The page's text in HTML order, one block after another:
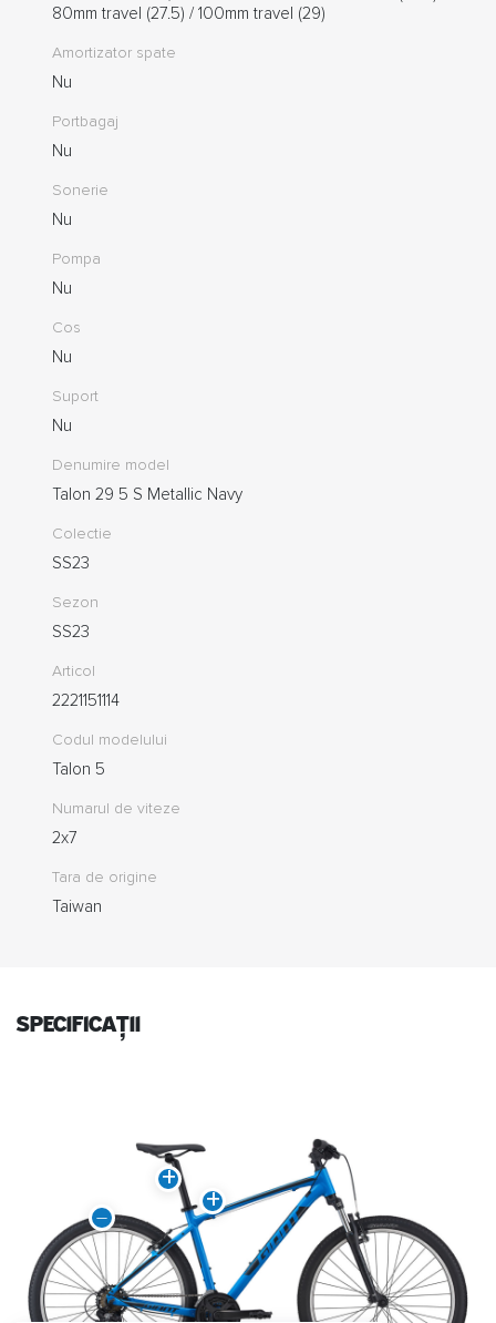
80mm travel (27.5) / 100mm travel (29)
Amortizator spate
Nu
Portbagaj
Nu
Sonerie
Nu
Pompa
Nu
Cos
Nu
Suport
Nu
Denumire model
Talon 29 5 S Metallic Navy
Colectie
SS23
Sezon
SS23
Articol
2221151114
Codul modelului
Talon 5
Numarul de viteze
2x7
Tara de origine
Taiwan
specificații